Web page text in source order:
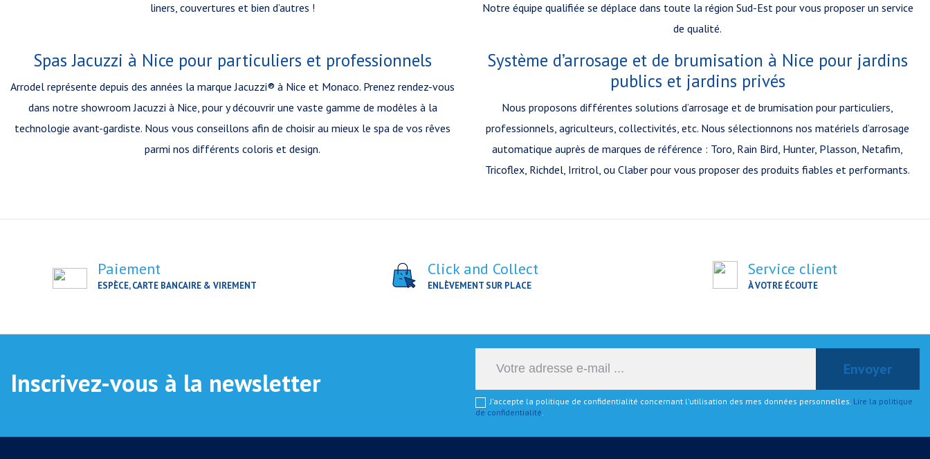
liners, couvertures et bien d’autres !
Notre équipe qualifiée se déplace dans toute la région Sud-Est pour vous proposer un service
de qualité.
Spas Jacuzzi à Nice pour particuliers et professionnels
Arrodel représente depuis des années la marque Jacuzzi® à Nice et Monaco. Prenez rendez-vous
dans notre showroom Jacuzzi à Nice, pour y découvrir une vaste gamme de modèles à la
technologie avant-gardiste. Nous vous conseillons afin de choisir au mieux le spa de vos rêves
parmi nos différents coloris et design.
Système d’arrosage et de brumisation à Nice pour jardins
publics et jardins privés
Nous proposons différentes solutions d’arrosage et de brumisation pour particuliers,
professionnels, agriculteurs, collectivités, etc. Nous sélectionnons nos matériels d’arrosage
automatique auprès de marques de référence : Toro, Rain Bird, Hunter, Plasson, Netafim,
Tricoflex, Richdel, Irritrol, ou Claber pour vous proposer des produits fiables et performants.
Paiement
ESPÈCE, CARTE BANCAIRE & VIREMENT
Click and Collect
ENLÈVEMENT SUR PLACE
Service client
À VOTRE ÉCOUTE
Inscrivez-vous à la newsletter
J'accepte la politique de confidentialité concernant l'utilisation des mes données personnelles. Lire la politique
de confidentialité